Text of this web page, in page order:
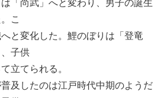
「尚武」へと変わり、男子の誕生
こ
と変化した。鯉のぼりは「登竜
子供
立てられる。
及したのは江戸時代中期のようだ